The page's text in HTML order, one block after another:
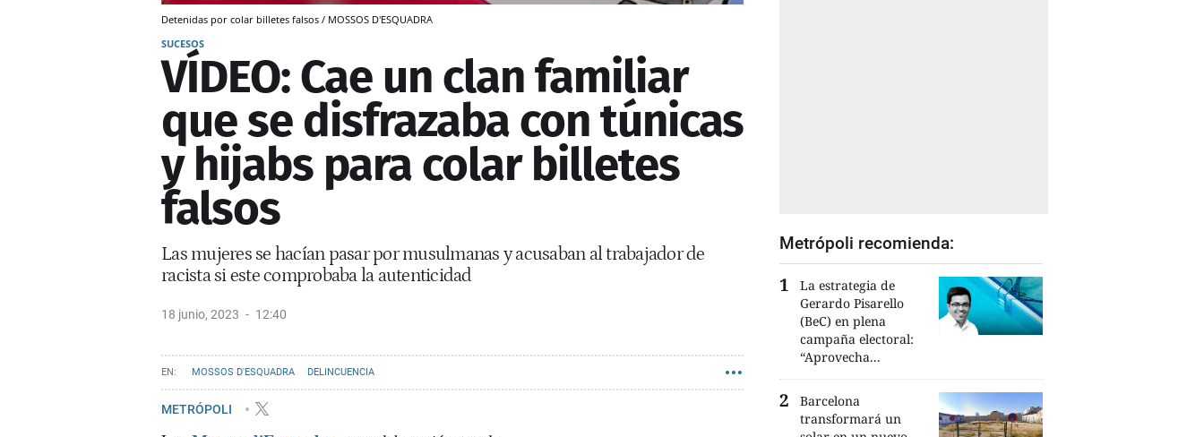
Detenidas por colar billetes falsos / MOSSOS D'ESQUADRA
SUCESOS
VÍDEO: Cae un clan familiar
que se disfrazaba con túnicas
y hijabs para colar billetes
falsos
Las mujeres se hacían pasar por musulmanas y acusaban al trabajador de
racista si este comprobaba la autenticidad
18 junio, 2023 12:40
MOSSOS D'ESQUADRA DELINCUENCIA
METRÓPOLI
Metrópoli recomienda:
La estrategia de
Gerardo Pisarello
(BeC) en plena
campaña electoral:
“Aprovecha...
Barcelona
transformará un